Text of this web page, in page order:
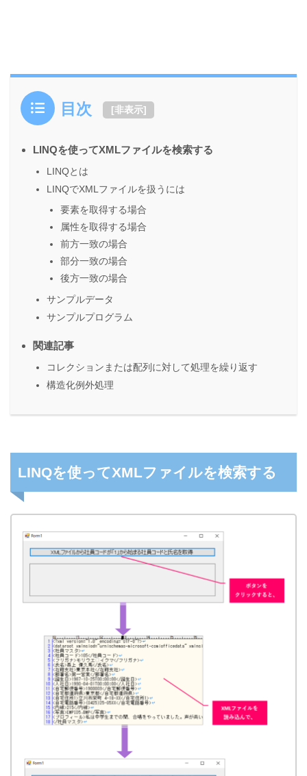
目次 [非表示]
LINQを使ってXMLファイルを検索する
LINQとは
LINQでXMLファイルを扱うには
要素を取得する場合
属性を取得する場合
前方一致の場合
部分一致の場合
後方一致の場合
サンプルデータ
サンプルプログラム
関連記事
コレクションまたは配列に対して処理を繰り返す
構造化例外処理
LINQを使ってXMLファイルを検索する